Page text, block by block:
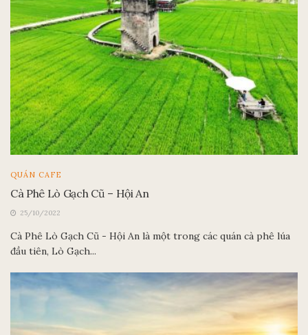
QUÁN CAFE
Cà Phê Lò Gạch Cũ – Hội An
25/10/2022
Cà Phê Lò Gạch Cũ - Hội An là một trong các quán cà phê lúa
đầu tiên, Lò Gạch...